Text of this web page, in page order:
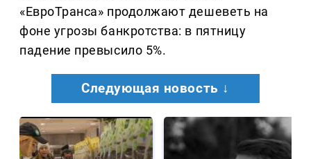
«ЕвроТранса» продолжают дешеветь на
фоне угрозы банкротства: в пятницу
падение превысило 5%.
Следующая новость ↓